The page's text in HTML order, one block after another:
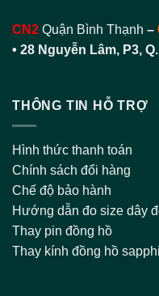
CN2 Quận Bình Thạnh –
• 28 Nguyễn Lâm, P3,
THÔNG TIN HỖ TRỢ
Hình thức thanh toán
Chính sách đổi hàng
Chế độ bảo hành
Hướng dẫn đo size dây
Thay pin đồng hồ
Thay kính đồng hồ